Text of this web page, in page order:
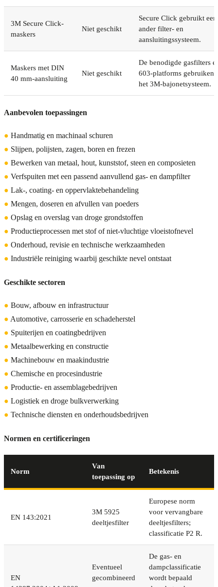
3M Secure Click-
maskers
Niet geschikt
Secure Click gebruikt een
ander filter- en
aansluitingssysteem.
Maskers met DIN
40 mm-aansluiting
Niet geschikt
De benodigde gasfilters
603-platforms gebruiken
het 3M-bajonetsysteem.
Aanbevolen toepassingen
● Handmatig en machinaal schuren
● Slijpen, polijsten, zagen, boren en frezen
● Bewerken van metaal, hout, kunststof, steen en composieten
● Verfspuiten met een passend aanvullend gas- en dampfilter
● Lak-, coating- en oppervlaktebehandeling
● Mengen, doseren en afvullen van poeders
● Opslag en overslag van droge grondstoffen
● Productieprocessen met stof of niet-vluchtige vloeistofnevel
● Onderhoud, revisie en technische werkzaamheden
● Industriële reiniging waarbij geschikte nevel ontstaat
Geschikte sectoren
● Bouw, afbouw en infrastructuur
● Automotive, carrosserie en schadeherstel
● Spuiterijen en coatingbedrijven
● Metaalbewerking en constructie
● Machinebouw en maakindustrie
● Chemische en procesindustrie
● Productie- en assemblagebedrijven
● Logistiek en droge bulkverwerking
● Technische diensten en onderhoudsbedrijven
Normen en certificeringen
Norm
Van
toepassing op
Betekenis
EN 143:2021
3M 5925
deeltjesfilter
Europese norm
voor vervangbare
deeltjesfilters;
classificatie P2 R.
EN
Eventueel
gecombineerd
De gas- en
dampclassificatie
wordt bepaald